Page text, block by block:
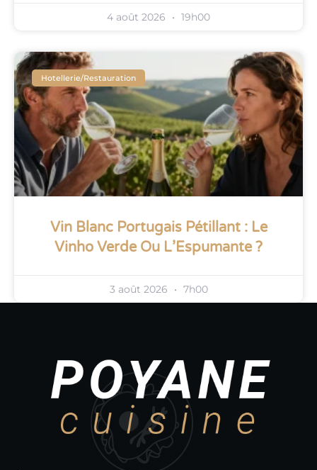
4 août 2026 19h00
Hotellerie/restauration
Vin Blanc Portugais Pétillant : Le
Vinho Verde Ou L’Espumante ?
3 août 2026 7h00